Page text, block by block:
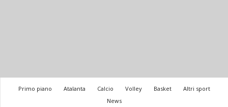
Primo piano Atalanta Calcio Volley Basket
Altri sport
News